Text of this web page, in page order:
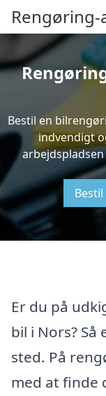
Bestil en
indvendigt
Er du på
bil i Nors?
sted. På
med at finde